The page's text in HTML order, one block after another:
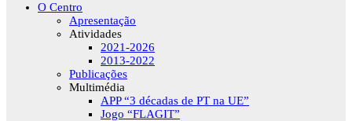
O Centro
Apresentação
Atividades
2021-2026
2013-2022
Publicações
Multimédia
APP “3 décadas de PT na UE”
Jogo “FLAGIT”